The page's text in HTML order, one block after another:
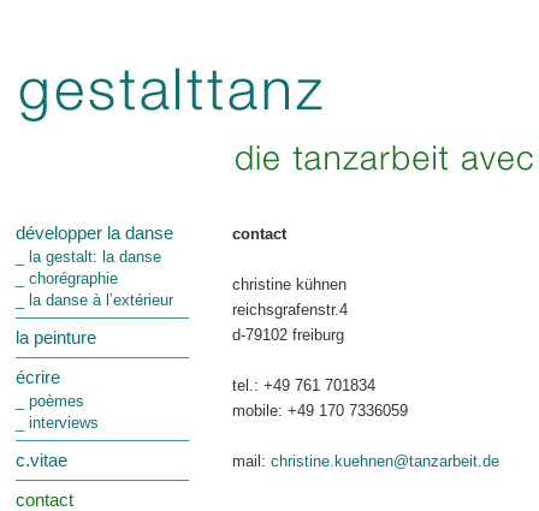
développer la danse
_ la gestalt: la danse
_ chorégraphie
_ la danse à l’extérieur
la peinture
écrire
_ poèmes
_ interviews
c.vitae
contact
contact
christine kühnen
reichsgrafenstr.4
d-79102 freiburg
tel.: +49 761 701834
mobile: +49 170 7336059
mail: christine.kuehnen@tanzarbeit.de